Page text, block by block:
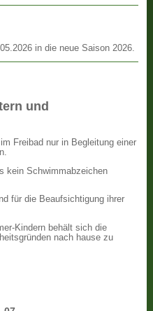
in die neue Saison 2026.
und
Freibad nur in Begleitung einer
kein Schwimmabzeichen
für die Beaufsichtigung ihrer
Kindern behält sich die
nach hause zu